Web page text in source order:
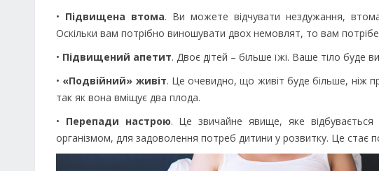
• Підвищена втома. Ви можете відчувати нездужання,
Оскільки вам потрібно виношувати двох немовлят, то вам
• Підвищений апетит. Двоє дітей – більше їжі. Ваше тіло буде
• «Подвійний» живіт. Це очевидно, що живіт буде більше, ніж
так як вона вміщує два плода.
• Перепади настрою. Це звичайне явище, яке відбувається
організмом, для задоволення потреб дитини у розвитку. Це стає